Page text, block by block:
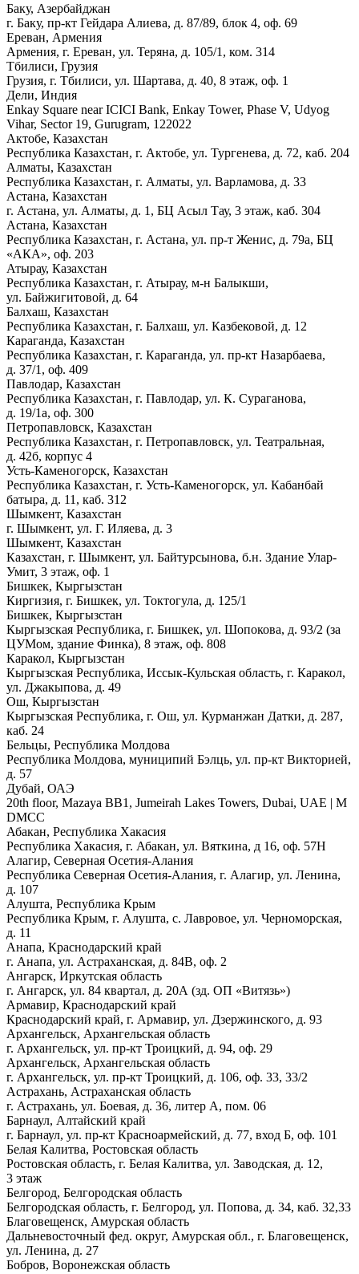
Баку, Азербайджан
г. Баку, пр-кт Гейдара Алиева, д. 87/89, блок 4, оф. 69
Ереван, Армения
Армения, г. Ереван, ул. Теряна, д. 105/1, ком. 314
Тбилиси, Грузия
Грузия, г. Тбилиси, ул. Шартава, д. 40, 8 этаж, оф. 1
Дели, Индия
Enkay Square near ICICI Bank, Enkay Tower, Phase V, Udyog
Vihar, Sector 19, Gurugram, 122022
Актобе, Казахстан
Республика Казахстан, г. Актобе, ул. Тургенева, д. 72, каб. 204
Алматы, Казахстан
Республика Казахстан, г. Алматы, ул. Варламова, д. 33
Астана, Казахстан
г. Астана, ул. Алматы, д. 1, БЦ Асыл Тау, 3 этаж, каб. 304
Астана, Казахстан
Республика Казахстан, г. Астана, ул. пр-т Женис, д. 79а, БЦ
«АКА», оф. 203
Атырау, Казахстан
Республика Казахстан, г. Атырау, м-н Балыкши,
ул. Байжигитовой, д. 64
Балхаш, Казахстан
Республика Казахстан, г. Балхаш, ул. Казбековой, д. 12
Караганда, Казахстан
Республика Казахстан, г. Караганда, ул. пр-кт Назарбаева,
д. 37/1, оф. 409
Павлодар, Казахстан
Республика Казахстан, г. Павлодар, ул. К. Сураганова,
д. 19/1а, оф. 300
Петропавловск, Казахстан
Республика Казахстан, г. Петропавловск, ул. Театральная,
д. 42б, корпус 4
Усть-Каменогорск, Казахстан
Республика Казахстан, г. Усть-Каменогорск, ул. Кабанбай
батыра, д. 11, каб. 312
Шымкент, Казахстан
г. Шымкент, ул. Г. Иляева, д. 3
Шымкент, Казахстан
Казахстан, г. Шымкент, ул. Байтурсынова, б.н. Здание Улар-
Умит, 3 этаж, оф. 1
Бишкек, Кыргызстан
Киргизия, г. Бишкек, ул. Токтогула, д. 125/1
Бишкек, Кыргызстан
Кыргызская Республика, г. Бишкек, ул. Шопокова, д. 93/2 (за
ЦУМом, здание Финка), 8 этаж, оф. 808
Каракол, Кыргызстан
Кыргызская Республика, Иссык-Кульская область, г. Каракол,
ул. Джакыпова, д. 49
Ош, Кыргызстан
Кыргызская Республика, г. Ош, ул. Курманжан Датки, д. 287,
каб. 24
Бельцы, Республика Молдова
Республика Молдова, муниципий Бэлць, ул. пр-кт Викторией,
д. 57
Дубай, ОАЭ
20th floor, Mazaya BB1, Jumeirah Lakes Towers, Dubai, UAE | М
DMCC
Абакан, Республика Хакасия
Республика Хакасия, г. Абакан, ул. Вяткина, д 16, оф. 57Н
Алагир, Северная Осетия-Алания
Республика Северная Осетия-Алания, г. Алагир, ул. Ленина,
д. 107
Алушта, Республика Крым
Республика Крым, г. Алушта, с. Лавровое, ул. Черноморская,
д. 11
Анапа, Краснодарский край
г. Анапа, ул. Астраханская, д. 84В, оф. 2
Ангарск, Иркутская область
г. Ангарск, ул. 84 квартал, д. 20А (зд. ОП «Витязь»)
Армавир, Краснодарский край
Краснодарский край, г. Армавир, ул. Дзержинского, д. 93
Архангельск, Архангельская область
г. Архангельск, ул. пр-кт Троицкий, д. 94, оф. 29
Архангельск, Архангельская область
г. Архангельск, ул. пр-кт Троицкий, д. 106, оф. 33, 33/2
Астрахань, Астраханская область
г. Астрахань, ул. Боевая, д. 36, литер А, пом. 06
Барнаул, Алтайский край
г. Барнаул, ул. пр-кт Красноармейский, д. 77, вход Б, оф. 101
Белая Калитва, Ростовская область
Ростовская область, г. Белая Калитва, ул. Заводская, д. 12,
3 этаж
Белгород, Белгородская область
Белгородская область, г. Белгород, ул. Попова, д. 34, каб. 32,33
Благовещенск, Амурская область
Дальневосточный фед. округ, Амурская обл., г. Благовещенск,
ул. Ленина, д. 27
Бобров, Воронежская область